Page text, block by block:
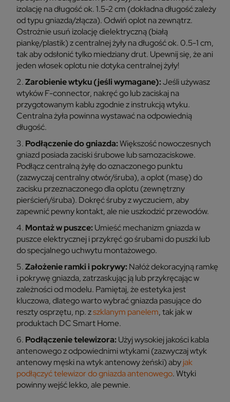
izolację na długość ok. 1.5-2 cm (dokładna długość zależy
od typu gniazda/złącza). Odwiń oplot na zewnątrz.
Ostrożnie usuń izolację dielektryczną (białą
piankę/plastik) z centralnej żyły na długość ok. 0.5-1 cm,
tak aby odsłonić tylko miedziany drut. Upewnij się, że ani
jeden włosek oplotu nie dotyka centralnej żyły!
Zarobienie wtyku (jeśli wymagane):Jeśli używasz
wtyków F-connector, nakręć go lub zaciskaj na
przygotowanym kablu zgodnie z instrukcją wtyku.
Centralna żyła powinna wystawać na odpowiednią
długość.
Podłączenie do gniazda:Większość nowoczesnych
gniazd posiada zaciski śrubowe lub samozaciskowe.
Podłącz centralną żyłę do oznaczonego punktu
(zazwyczaj centralny otwór/śruba), a oplot (masę) do
zacisku przeznaczonego dla oplotu (zewnętrzny
pierścień/śruba). Dokręć śruby z wyczuciem, aby
zapewnić pewny kontakt, ale nie uszkodzić przewodów.
Montaż w puszce: Umieść mechanizm gniazda w
puszce elektrycznej i przykręć go śrubami do puszki lub
do specjalnego uchwytu montażowego.
Założenie ramki i pokrywy: Nałóż dekoracyjną ramkę
i pokrywę gniazda, zatrzaskując ją lub przykręcając w
zależności od modelu. Pamiętaj, że estetyka jest
kluczowa, dlatego warto wybrać gniazda pasujące do
reszty osprzętu, np. zszklanym panelem, tak jak w
produktach DC Smart Home.
Podłączenie telewizora: Użyj wysokiej jakości kabla
antenowego z odpowiednimi wtykami (zazwyczaj wtyk
antenowy męski na wtyk antenowy żeński) abyjak
podłączyć telewizor do gniazda antenowego. Wtyki
powinny wejść lekko, ale pewnie.